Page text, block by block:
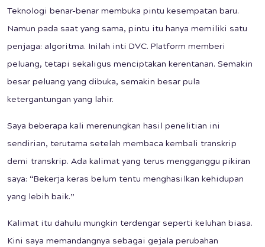
Teknologi benar-benar membuka pintu kesempatan baru.
Namun pada saat yang sama, pintu itu hanya memiliki satu
penjaga: algoritma. Inilah inti DVC. Platform memberi
peluang, tetapi sekaligus menciptakan kerentanan. Semakin
besar peluang yang dibuka, semakin besar pula
ketergantungan yang lahir.
Saya beberapa kali merenungkan hasil penelitian ini
sendirian, terutama setelah membaca kembali transkrip
demi transkrip. Ada kalimat yang terus mengganggu pikiran
saya: “Bekerja keras belum tentu menghasilkan kehidupan
yang lebih baik.”
Kalimat itu dahulu mungkin terdengar seperti keluhan biasa.
Kini saya memandangnya sebagai gejala perubahan